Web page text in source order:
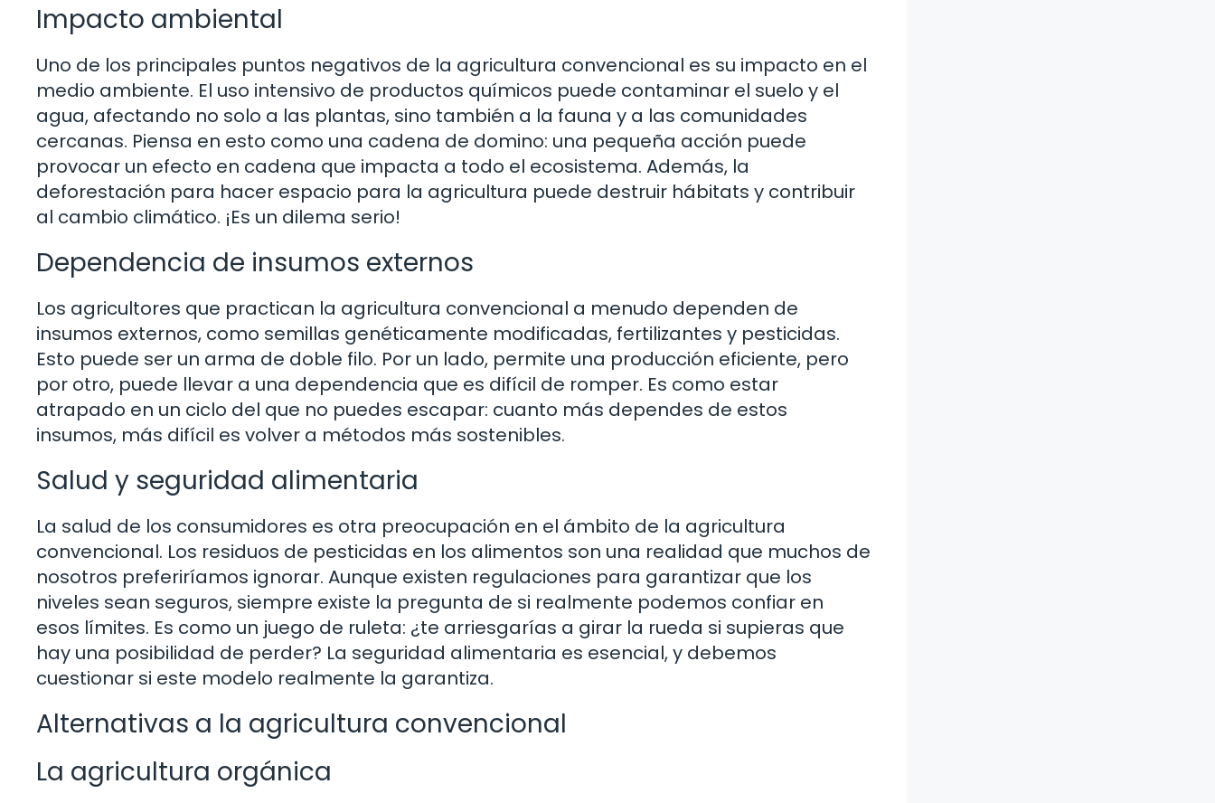
Impacto ambiental
Uno de los principales puntos negativos de la agricultura convencional es su impacto en el
medio ambiente. El uso intensivo de productos químicos puede contaminar el suelo y el
agua, afectando no solo a las plantas, sino también a la fauna y a las comunidades
cercanas. Piensa en esto como una cadena de domino: una pequeña acción puede
provocar un efecto en cadena que impacta a todo el ecosistema. Además, la
deforestación para hacer espacio para la agricultura puede destruir hábitats y contribuir
al cambio climático. ¡Es un dilema serio!
Dependencia de insumos externos
Los agricultores que practican la agricultura convencional a menudo dependen de
insumos externos, como semillas genéticamente modificadas, fertilizantes y pesticidas.
Esto puede ser un arma de doble filo. Por un lado, permite una producción eficiente, pero
por otro, puede llevar a una dependencia que es difícil de romper. Es como estar
atrapado en un ciclo del que no puedes escapar: cuanto más dependes de estos
insumos, más difícil es volver a métodos más sostenibles.
Salud y seguridad alimentaria
La salud de los consumidores es otra preocupación en el ámbito de la agricultura
convencional. Los residuos de pesticidas en los alimentos son una realidad que muchos de
nosotros preferiríamos ignorar. Aunque existen regulaciones para garantizar que los
niveles sean seguros, siempre existe la pregunta de si realmente podemos confiar en
esos límites. Es como un juego de ruleta: ¿te arriesgarías a girar la rueda si supieras que
hay una posibilidad de perder? La seguridad alimentaria es esencial, y debemos
cuestionar si este modelo realmente la garantiza.
Alternativas a la agricultura convencional
La agricultura orgánica